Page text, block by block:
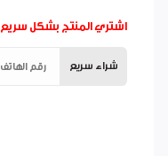
اشتري المنتج بشكل سريع
شراء سريع